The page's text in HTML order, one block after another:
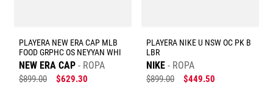
PLAYERA NEW ERA CAP MLB
FOOD GRPHC OS NEYYAN WHI
NEW ERA CAP ROPA
$899.00 $629.30
PLAYERA NIKE U NSW OC PK B
LBR
NIKE ROPA
$899.00 $449.50